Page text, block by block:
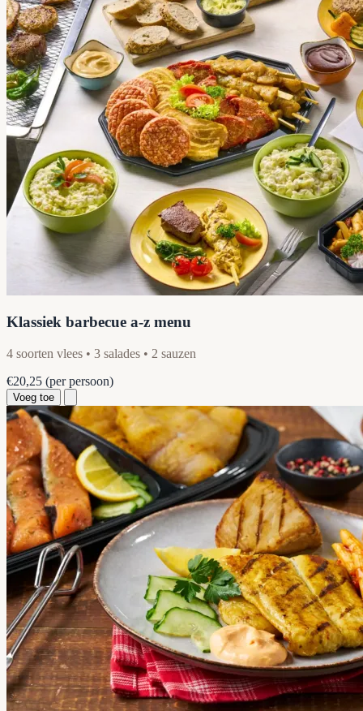
Klassiek barbecue a-z menu
4 soorten vlees • 3 salades • 2 sauzen
€20,25 (per persoon)
Voeg toe